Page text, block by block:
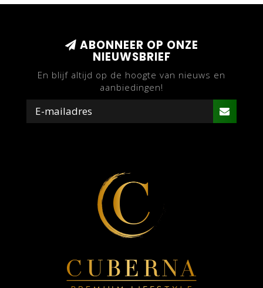
ABONNEER OP ONZE
NIEUWSBRIEF
En blijf altijd op de hoogte van nieuws en
aanbiedingen!